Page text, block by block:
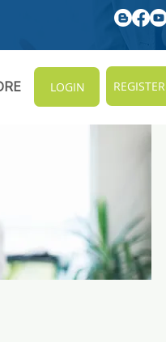
LOGIN REGISTER